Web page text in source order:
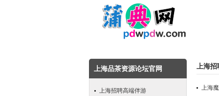
上海品茶资源论坛官网
上海招聘高端伴游
上海招
上海